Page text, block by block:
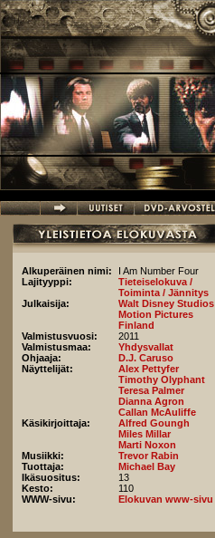
Hyppää pääsisältöön
Alkuperäinen nimi:
I Am Number Four
Lajityyppi:
Tieteiselokuva /
Toiminta / Jännitys
Julkaisija:
Walt Disney Studios
Motion Pictures
Finland
Valmistusvuosi:
2011
Valmistusmaa:
Yhdysvallat
Ohjaaja:
D.J. Caruso
Näyttelijät:
Alex Pettyfer
Timothy Olyphant
Teresa Palmer
Dianna Agron
Callan McAuliffe
Käsikirjoittaja:
Alfred Goungh
Miles Millar
Marti Noxon
Musiikki:
Trevor Rabin
Tuottaja:
Michael Bay
Ikäsuositus:
13
Kesto:
110
WWW-sivu:
Elokuvan www-sivu